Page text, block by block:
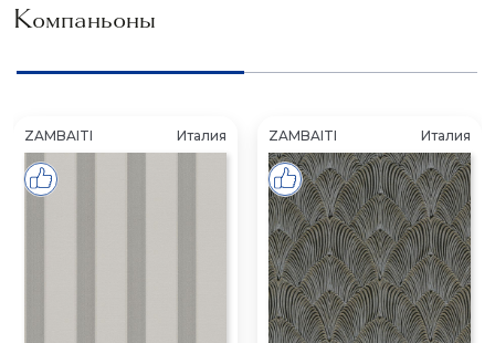
Компаньоны
ZAMBAITI Италия ZAMBAITI Италия